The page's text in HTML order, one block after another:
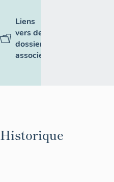
Liens
vers des
dossiers
associés
Historique